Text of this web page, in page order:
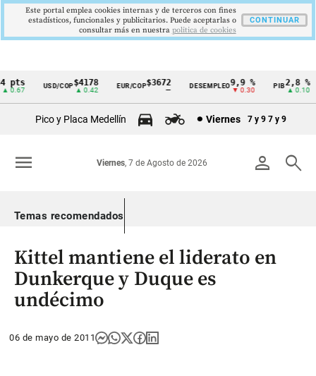
Cintillo
Colombia
USD/COP$4178
▲ 0.42
EUR/COP$3672 DESEMPLEO 9,9 %
▼ 0.30
PIB2,8 %
▲ 0.10
Pico y Placa Medellín Viernes 7 y 9 7 y 9
person search
Viernes, 7 de Agosto de 2026
menu
Temas recomendados
Kittel mantiene el liderato en
Dunkerque y Duque es
undécimo
06 de mayo de 2011
Este portal emplea cookies internas y de terceros con fines
estadísticos, funcionales y publicitarios. Puede aceptarlas o
consultar más en nuestra politica de cookies
CONTINUAR